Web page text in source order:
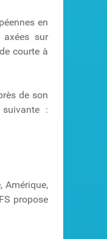
en
sur
courte à
de son
:
Amérique,
propose